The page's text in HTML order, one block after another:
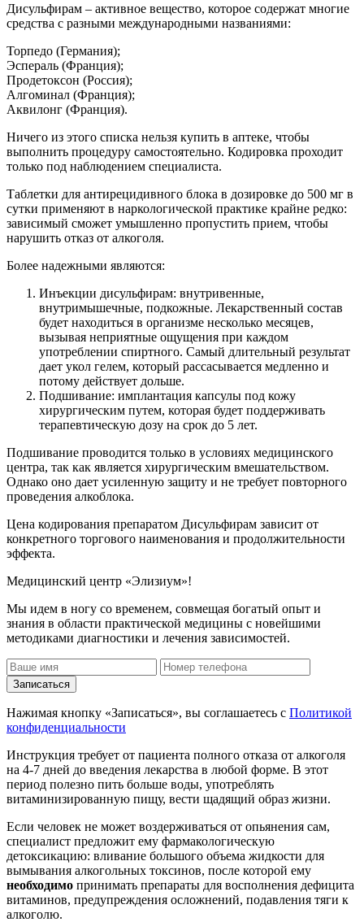
Дисульфирам – активное вещество, которое содержат многие
средства с разными международными названиями:
Торпедо (Германия);
Эспераль (Франция);
Продетоксон (Россия);
Алгоминал (Франция);
Аквилонг (Франция).
Ничего из этого списка нельзя купить в аптеке, чтобы
выполнить процедуру самостоятельно. Кодировка проходит
только под наблюдением специалиста.
Таблетки для антирецидивного блока в дозировке до 500 мг в
сутки применяют в наркологической практике крайне редко:
зависимый сможет умышленно пропустить прием, чтобы
нарушить отказ от алкоголя.
Более надежными являются:
Инъекции дисульфирам: внутривенные,
внутримышечные, подкожные. Лекарственный состав
будет находиться в организме несколько месяцев,
вызывая неприятные ощущения при каждом
употреблении спиртного. Самый длительный результат
дает укол гелем, который рассасывается медленно и
потому действует дольше.
Подшивание: имплантация капсулы под кожу
хирургическим путем, которая будет поддерживать
терапевтическую дозу на срок до 5 лет.
Подшивание проводится только в условиях медицинского
центра, так как является хирургическим вмешательством.
Однако оно дает усиленную защиту и не требует повторного
проведения алкоблока.
Цена кодирования препаратом Дисульфирам зависит от
конкретного торгового наименования и продолжительности
эффекта.
Медицинский центр «Элизиум»!
Мы идем в ногу со временем, совмещая богатый опыт и
знания в области практической медицины с новейшими
методиками диагностики и лечения зависимостей.
Записаться
Нажимая кнопку «Записаться», вы соглашаетесь с Политикой
конфиденциальности
Инструкция требует от пациента полного отказа от алкоголя
на 4-7 дней до введения лекарства в любой форме. В этот
период полезно пить больше воды, употреблять
витаминизированную пищу, вести щадящий образ жизни.
Если человек не может воздерживаться от опьянения сам,
специалист предложит ему фармакологическую
детоксикацию: вливание большого объема жидкости для
вымывания алкогольных токсинов, после которой ему
необходимо принимать препараты для восполнения дефицита
витаминов, предупреждения осложнений, подавления тяги к
алкоголю.